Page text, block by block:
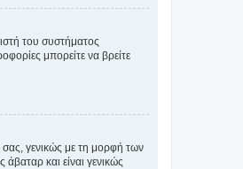
του συστήματος
μπορείτε να βρείτε
σας, γενικώς με τη μορφή των
και είναι γενικώς